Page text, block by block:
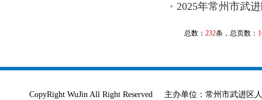
2025年常州市武
总数： 232条，总页数：
CopyRight WuJin All Right Reserved 主办单位：常州市武进